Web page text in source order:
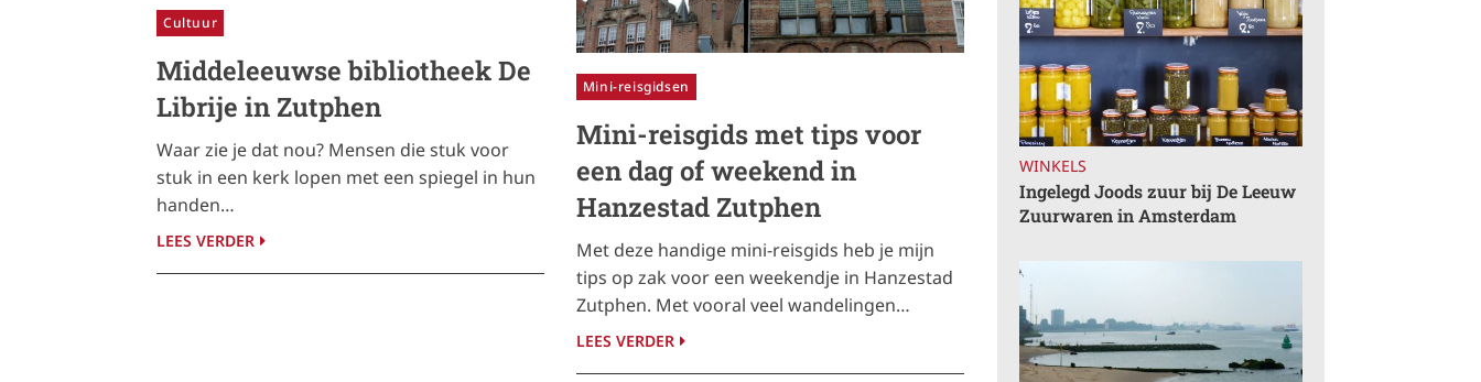
Cultuur
Middeleeuwse bibliotheek De
Librije in Zutphen
Waar zie je dat nou? Mensen die stuk voor
stuk in een kerk lopen met een spiegel in hun
handen…
LEES VERDER
Mini-reisgidsen
Mini-reisgids met tips voor
een dag of weekend in
Hanzestad Zutphen
Met deze handige mini-reisgids heb je mijn
tips op zak voor een weekendje in Hanzestad
Zutphen. Met vooral veel wandelingen…
LEES VERDER
WINKELS
Ingelegd Joods zuur bij De Leeuw
Zuurwaren in Amsterdam